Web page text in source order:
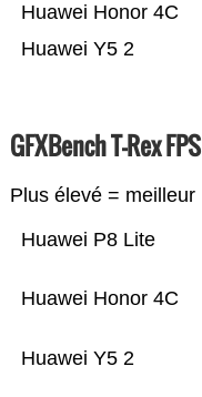
Huawei Y5 2
Huawei Honor 4C
GFXBench T-Rex FPS
Plus élevé = meilleur
Huawei Y5 2
Huawei Honor 4C
Huawei P8 Lite